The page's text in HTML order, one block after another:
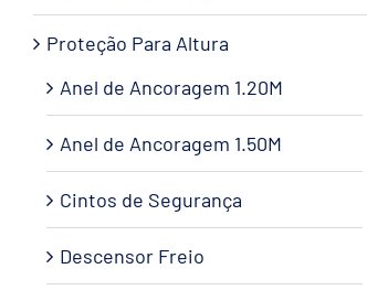
Proteção Para Altura
Anel de Ancoragem 1.20M
Anel de Ancoragem 1.50M
Cintos de Segurança
Descensor Freio